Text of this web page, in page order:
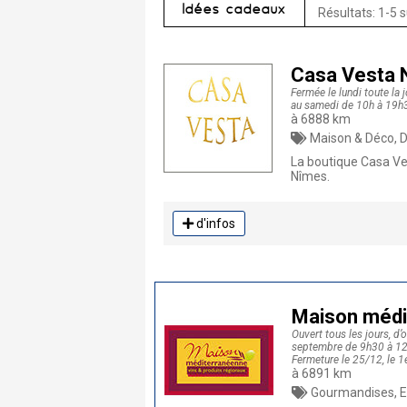
Idées cadeaux Résultats: 1-5
Casa Vesta
Fermée le lundi toute la
au samedi de 10h à
à 6888 km
Maison & Déco,
La boutique Casa
Nîmes.
d'infos
Maison
Ouvert tous les jours,
septembre de 9h30 à
Fermeture le 25/12, le
à 6891 km
Gourmandises,